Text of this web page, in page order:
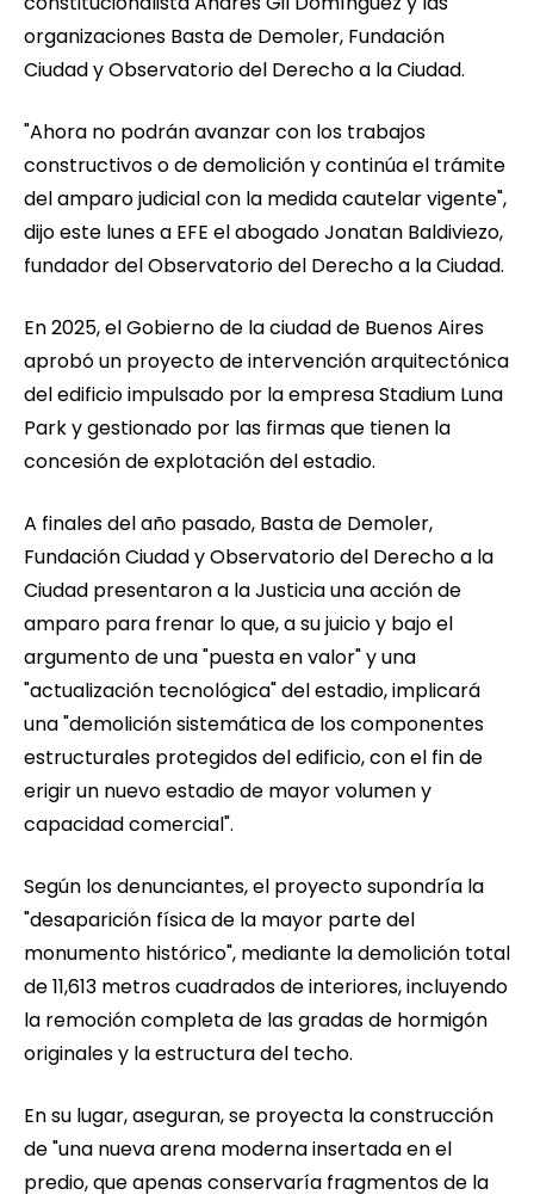
organizaciones Basta de Demoler, Fundación
Ciudad y Observatorio del Derecho a la Ciudad.
"Ahora no podrán avanzar con los trabajos
constructivos o de demolición y continúa el trámite
del amparo judicial con la medida cautelar vigente",
dijo este lunes a EFE el abogado Jonatan Baldiviezo,
fundador del Observatorio del Derecho a la Ciudad.
En 2025, el Gobierno de la ciudad de Buenos Aires
aprobó un proyecto de intervención arquitectónica
del edificio impulsado por la empresa Stadium Luna
Park y gestionado por las firmas que tienen la
concesión de explotación del estadio.
A finales del año pasado, Basta de Demoler,
Fundación Ciudad y Observatorio del Derecho a la
Ciudad presentaron a la Justicia una acción de
amparo para frenar lo que, a su juicio y bajo el
argumento de una "puesta en valor" y una
"actualización tecnológica" del estadio, implicará
una "demolición sistemática de los componentes
estructurales protegidos del edificio, con el fin de
erigir un nuevo estadio de mayor volumen y
capacidad comercial".
Según los denunciantes, el proyecto supondría la
"desaparición física de la mayor parte del
monumento histórico", mediante la demolición total
de 11,613 metros cuadrados de interiores, incluyendo
la remoción completa de las gradas de hormigón
originales y la estructura del techo.
En su lugar, aseguran, se proyecta la construcción
de "una nueva arena moderna insertada en el
predio, que apenas conservaría fragmentos de la